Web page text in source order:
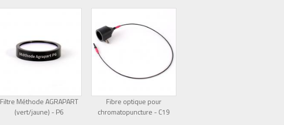
Filtre Méthode AGRAPART
(vert/jaune) - P6
Fibre optique pour
chromatopuncture - C19